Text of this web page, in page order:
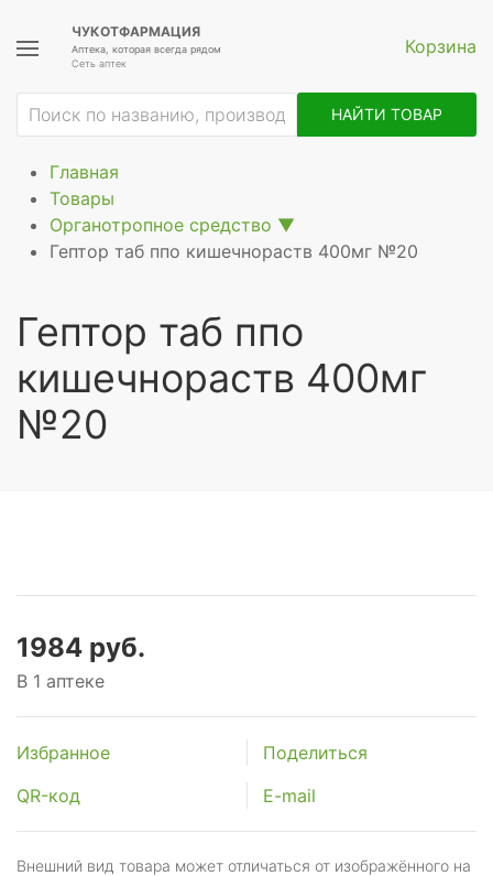
ЧУКОТФАРМАЦИЯ
Аптека, которая всегда рядом
Сеть аптек
Корзина
НАЙТИ ТОВАР
Главная
Товары
Органотропное средство ▼
Гептор таб ппо кишечнораств 400мг №20
Гептор таб ппо
кишечнораств 400мг
№20
1984 руб.
В 1 аптеке
Избранное
Поделиться
QR-код
E-mail
Внешний вид товара может отличаться от изображённого на